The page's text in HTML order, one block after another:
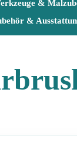
&
&